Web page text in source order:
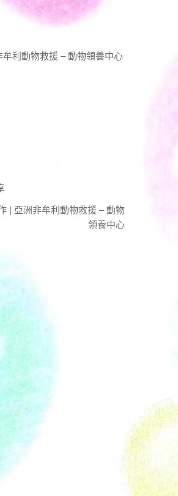
利動物救援 – 動物領養中心
| 亞洲非牟利動物救援 – 動物
領養中心